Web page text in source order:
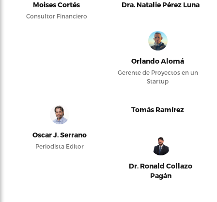
Moises Cortés
Consultor Financiero
Dra. Natalie Pérez Luna
Orlando Alomá
Gerente de Proyectos en un
Startup
Oscar J. Serrano
Periodista Editor
Tomás Ramírez
Dr. Ronald Collazo
Pagán